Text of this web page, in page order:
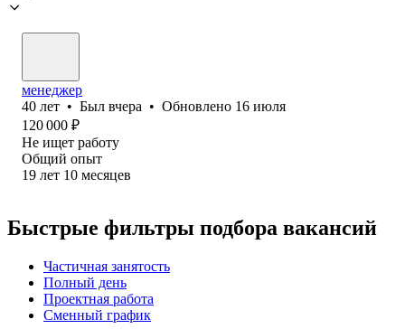
менеджер
40 лет • Был вчера • Обновлено 16 июля
120 000 ₽
Не ищет работу
Общий опыт
19 лет 10 месяцев
Быстрые фильтры подбора вакансий
Частичная занятость
Полный день
Проектная работа
Сменный график